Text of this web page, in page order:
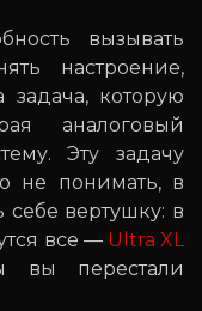
вызывать
настроение,
которую
аналоговый
Эту задачу
не понимать, в
себе вертушку: в
все — Ultra XL
вы перестали